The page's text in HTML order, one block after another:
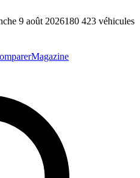
9 août 2026180 423 véhicules
Magazine